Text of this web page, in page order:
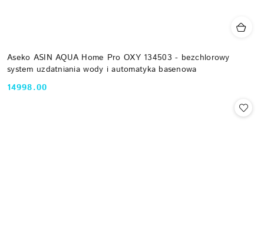
Aseko ASIN AQUA Home Pro OXY 134503 - bezchlorowy
system uzdatniania wody i automatyka basenowa
Cena:
14998.00